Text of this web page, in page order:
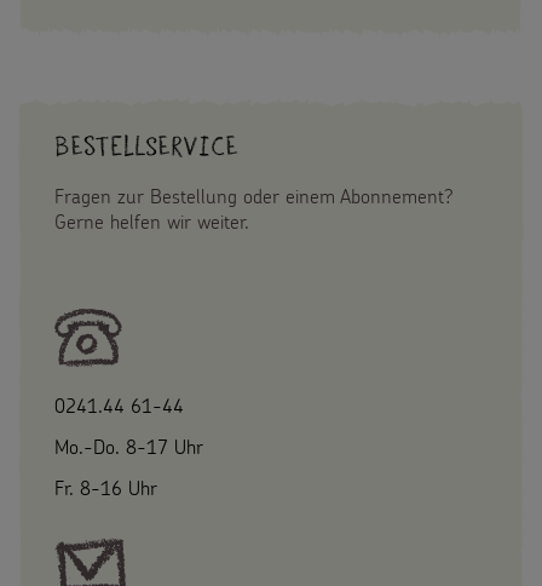
Bestellservice
Fragen zur Bestellung oder einem Abonnement?
Gerne helfen wir weiter.
0241.44 61-44
Mo.-Do. 8-17 Uhr
Fr. 8-16 Uhr